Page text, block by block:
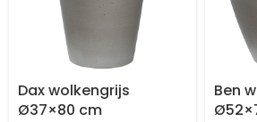
Dax wolkengrijs
Ø37×80 cm
Ben